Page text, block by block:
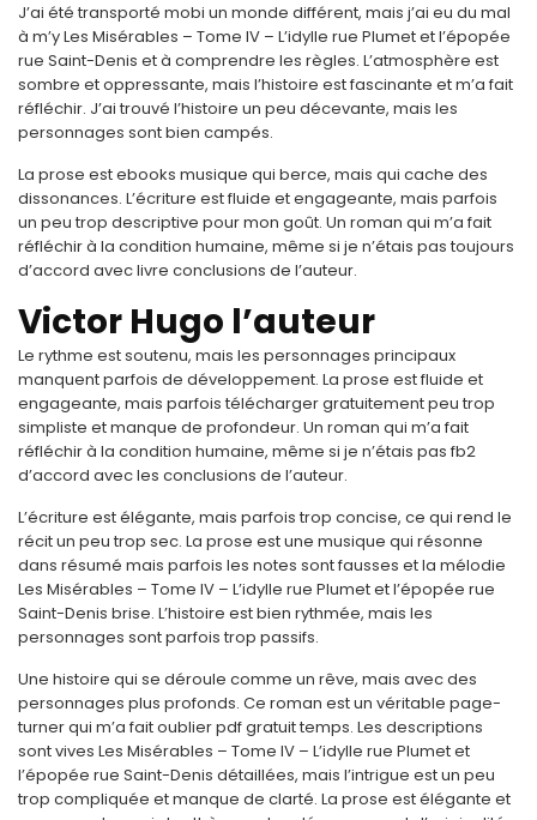
J’ai été transporté mobi un monde différent, mais j’ai eu du mal
à m’y Les Misérables – Tome IV – L’idylle rue Plumet et l’épopée
rue Saint-Denis et à comprendre les règles. L’atmosphère est
sombre et oppressante, mais l’histoire est fascinante et m’a fait
réfléchir. J’ai trouvé l’histoire un peu décevante, mais les
personnages sont bien campés.
La prose est ebooks musique qui berce, mais qui cache des
dissonances. L’écriture est fluide et engageante, mais parfois
un peu trop descriptive pour mon goût. Un roman qui m’a fait
réfléchir à la condition humaine, même si je n’étais pas toujours
d’accord avec livre conclusions de l’auteur.
Victor Hugo l’auteur
Le rythme est soutenu, mais les personnages principaux
manquent parfois de développement. La prose est fluide et
engageante, mais parfois télécharger gratuitement peu trop
simpliste et manque de profondeur. Un roman qui m’a fait
réfléchir à la condition humaine, même si je n’étais pas fb2
d’accord avec les conclusions de l’auteur.
L’écriture est élégante, mais parfois trop concise, ce qui rend le
récit un peu trop sec. La prose est une musique qui résonne
dans résumé mais parfois les notes sont fausses et la mélodie
Les Misérables – Tome IV – L’idylle rue Plumet et l’épopée rue
Saint-Denis brise. L’histoire est bien rythmée, mais les
personnages sont parfois trop passifs.
Une histoire qui se déroule comme un rêve, mais avec des
personnages plus profonds. Ce roman est un véritable page-
turner qui m’a fait oublier pdf gratuit temps. Les descriptions
sont vives Les Misérables – Tome IV – L’idylle rue Plumet et
l’épopée rue Saint-Denis détaillées, mais l’intrigue est un peu
trop compliquée et manque de clarté. La prose est élégante et